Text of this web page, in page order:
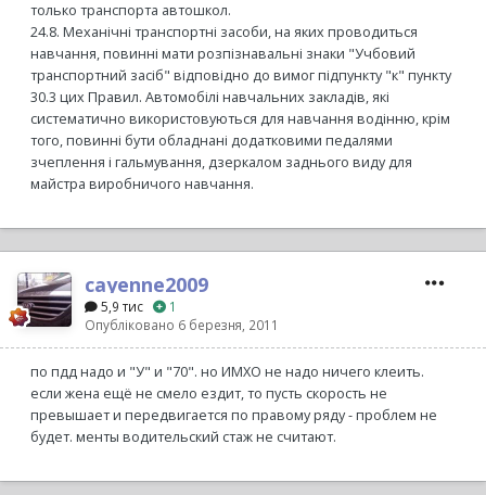
только транспорта автошкол.
24.8. Механічні транспортні засоби, на яких проводиться
навчання, повинні мати розпізнавальні знаки "Учбовий
транспортний засіб" відповідно до вимог підпункту "к" пункту
30.3 цих Правил. Автомобілі навчальних закладів, які
систематично використовуються для навчання водінню, крім
того, повинні бути обладнані додатковими педалями
зчеплення і гальмування, дзеркалом заднього виду для
майстра виробничого навчання.
cayenne2009
5,9 тис
1
Опубліковано 6 березня, 2011
по пдд надо и "У" и "70". но ИМХО не надо ничего клеить.
если жена ещё не смело ездит, то пусть скорость не
превышает и передвигается по правому ряду - проблем не
будет. менты водительский стаж не считают.